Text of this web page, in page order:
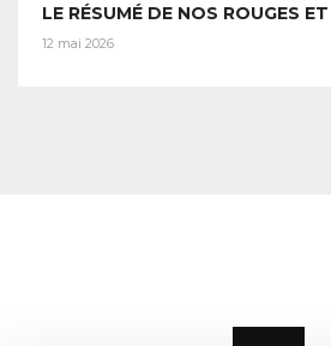
LE RÉSUMÉ DE NOS ROUGES
12 mai 2026